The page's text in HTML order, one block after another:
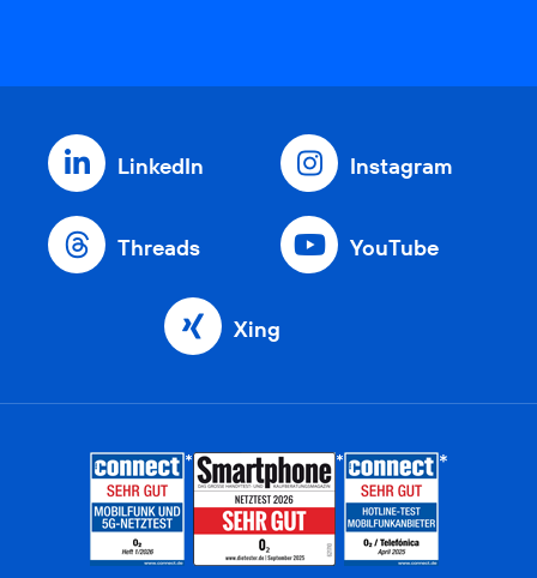
LinkedIn Instagram
Threads YouTube
Xing